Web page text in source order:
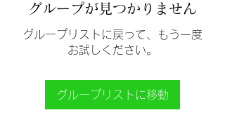
グループが見つかりません
グループリストに戻って、もう一度
お試しください。
グループリストに移動